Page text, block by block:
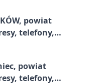
powiat
telefony,
powiat
telefony,